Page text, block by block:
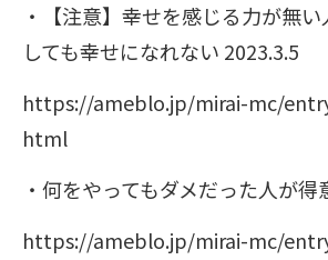
・【注意】幸せを感じる力が無
しても幸せになれない 2023.3.5
https://ameblo.jp/mirai-mc/
html
・何をやってもダメだった人が
https://ameblo.jp/mirai-mc/